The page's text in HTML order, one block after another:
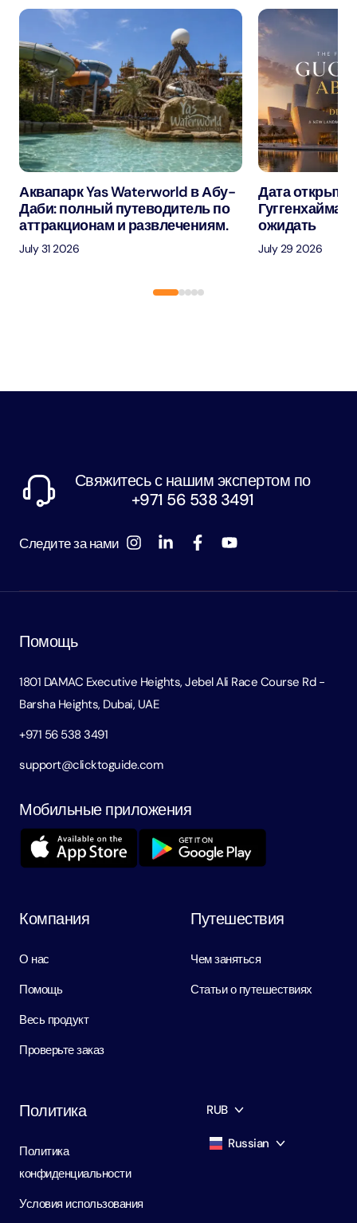
Аквапарк Yas Waterworld в Абу-
Даби: полный путеводитель по
аттракционам и развлечениям.
July 31 2026
Дата
Гуггенхайма
ожидать
July 29 2026
Свяжитесь с нашим экспертом по
+971 56 538 3491
Следите за нами
Помощь
1801 DAMAC Executive Heights, Jebel Ali Race Course Rd -
Barsha Heights, Dubai, UAE
+971 56 538 3491
support@clicktoguide.com
Мобильные приложения
Компания
О нас
Помощь
Весь продукт
Проверьте заказ
Путешествия
Чем заняться
Статьи о путешествиях
Политика
Политика
конфиденциальности
Условия использования
RUB
Russian